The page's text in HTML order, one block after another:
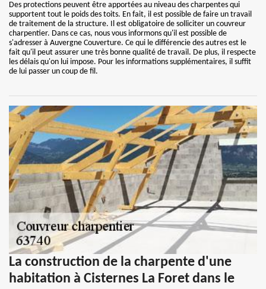
Des protections peuvent être apportées au niveau des charpentes qui
supportent tout le poids des toits. En fait, il est possible de faire un travail
de traitement de la structure. Il est obligatoire de solliciter un couvreur
charpentier. Dans ce cas, nous vous informons qu'il est possible de
s'adresser à Auvergne Couverture. Ce qui le différencie des autres est le
fait qu'il peut assurer une très bonne qualité de travail. De plus, il respecte
les délais qu'on lui impose. Pour les informations supplémentaires, il suffit
de lui passer un coup de fil.
La construction de la charpente d'une
habitation à Cisternes La Foret dans le